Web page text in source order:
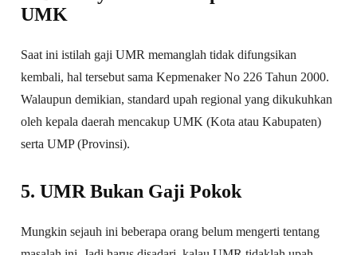
UMK
Saat ini istilah gaji UMR memanglah tidak difungsikan
kembali, hal tersebut sama Kepmenaker No 226 Tahun 2000.
Walaupun demikian, standard upah regional yang dikukuhkan
oleh kepala daerah mencakup UMK (Kota atau Kabupaten)
serta UMP (Provinsi).
5. UMR Bukan Gaji Pokok
Mungkin sejauh ini beberapa orang belum mengerti tentang